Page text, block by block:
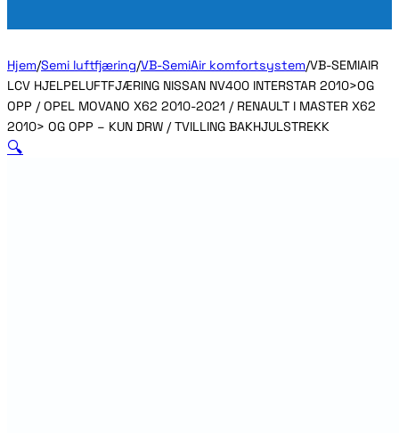
Hjem/Semi luftfjæring/VB-SemiAir komfortsystem/VB-SEMIAIR
LCV HJELPELUFTFJÆRING NISSAN NV400 INTERSTAR 2010>OG
OPP / OPEL MOVANO X62 2010-2021 / RENAULT I MASTER X62
2010> OG OPP – KUN DRW / TVILLING BAKHJULSTREKK
🔍